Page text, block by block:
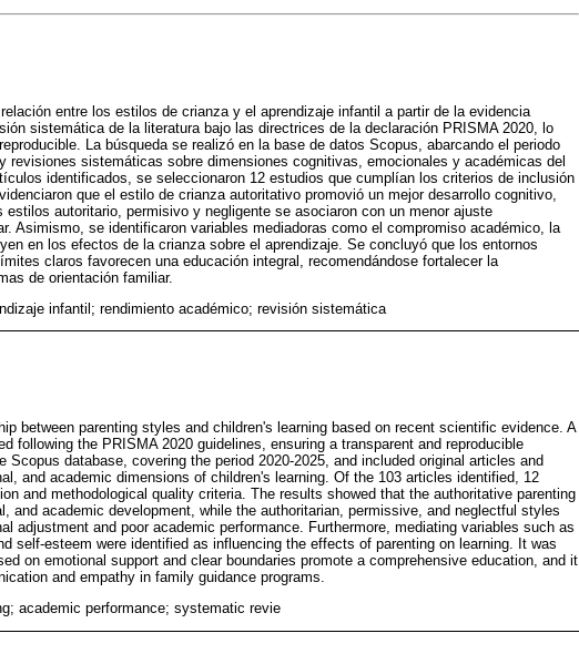
entre los estilos de crianza y el aprendizaje infantil a partir de la evidencia
sistemática de la literatura bajo las directrices de la declaración PRISMA 2020, lo
La búsqueda se realizó en la base de datos Scopus, abarcando el periodo
revisiones sistemáticas sobre dimensiones cognitivas, emocionales y académicas del
identificados, se seleccionaron 12 estudios que cumplían los criterios de inclusión
que el estilo de crianza autoritativo promovió un mejor desarrollo cognitivo,
autoritario, permisivo y negligente se asociaron con un menor ajuste
Asimismo, se identificaron variables mediadoras como el compromiso académico, la
en los efectos de la crianza sobre el aprendizaje. Se concluyó que los entornos
claros favorecen una educación integral, recomendándose fortalecer la
de orientación familiar.
infantil; rendimiento académico; revisión sistemática
between parenting styles and children's learning based on recent scientific evidence. A
following the PRISMA 2020 guidelines, ensuring a transparent and reproducible
Scopus database, covering the period 2020-2025, and included original articles and
and academic dimensions of children's learning. Of the 103 articles identified, 12
and methodological quality criteria. The results showed that the authoritative parenting
and academic development, while the authoritarian, permissive, and neglectful styles
adjustment and poor academic performance. Furthermore, mediating variables such as
self-esteem were identified as influencing the effects of parenting on learning. It was
on emotional support and clear boundaries promote a comprehensive education, and it
and empathy in family guidance programs.
academic performance; systematic revie